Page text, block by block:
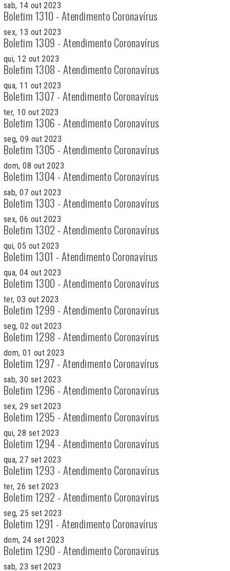
sab, 14 out 2023
Boletim 1310 - Atendimento Coronavírus
sex, 13 out 2023
Boletim 1309 - Atendimento Coronavírus
qui, 12 out 2023
Boletim 1308 - Atendimento Coronavírus
qua, 11 out 2023
Boletim 1307 - Atendimento Coronavírus
ter, 10 out 2023
Boletim 1306 - Atendimento Coronavírus
seg, 09 out 2023
Boletim 1305 - Atendimento Coronavírus
dom, 08 out 2023
Boletim 1304 - Atendimento Coronavírus
sab, 07 out 2023
Boletim 1303 - Atendimento Coronavírus
sex, 06 out 2023
Boletim 1302 - Atendimento Coronavírus
qui, 05 out 2023
Boletim 1301 - Atendimento Coronavírus
qua, 04 out 2023
Boletim 1300 - Atendimento Coronavírus
ter, 03 out 2023
Boletim 1299 - Atendimento Coronavírus
seg, 02 out 2023
Boletim 1298 - Atendimento Coronavírus
dom, 01 out 2023
Boletim 1297 - Atendimento Coronavírus
sab, 30 set 2023
Boletim 1296 - Atendimento Coronavírus
sex, 29 set 2023
Boletim 1295 - Atendimento Coronavírus
qui, 28 set 2023
Boletim 1294 - Atendimento Coronavírus
qua, 27 set 2023
Boletim 1293 - Atendimento Coronavírus
ter, 26 set 2023
Boletim 1292 - Atendimento Coronavírus
seg, 25 set 2023
Boletim 1291 - Atendimento Coronavírus
dom, 24 set 2023
Boletim 1290 - Atendimento Coronavírus
sab, 23 set 2023